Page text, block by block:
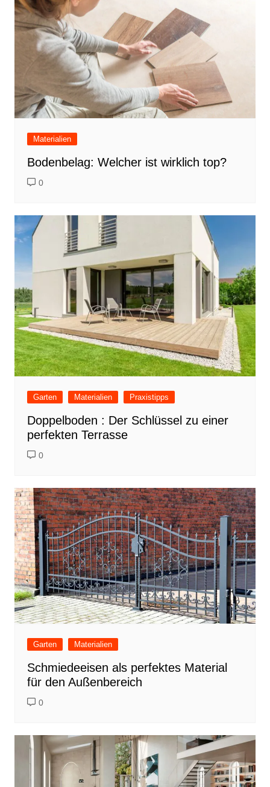
Materialien
Bodenbelag: Welcher ist wirklich top?
0
Garten Materialien Praxistipps
Doppelboden : Der Schlüssel zu einer
perfekten Terrasse
0
Garten Materialien
Schmiedeeisen als perfektes Material
für den Außenbereich
0